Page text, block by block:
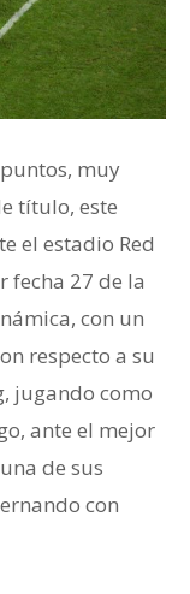
muy
título, este
el estadio Red
fecha 27 de la
con un
respecto a su
jugando como
ante el mejor
de sus
con